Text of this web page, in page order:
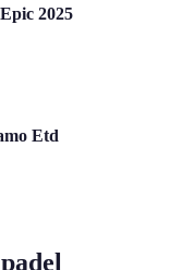
2025
Etd